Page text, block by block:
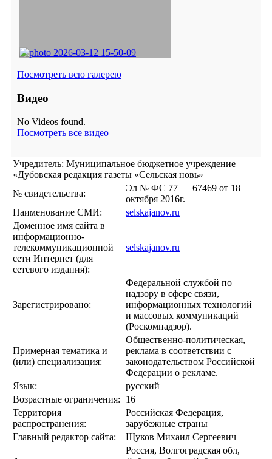
Посмотреть всю галерею
Видео
No Videos found.
Посмотреть все видео
Учредитель: Муниципальное бюджетное учреждение
«Дубовская редакция газеты «Сельская новь»
№ свидетельства:
Эл № ФС 77 — 67469 от 18
октября 2016г.
Наименование СМИ:
selskajanov.ru
Доменное имя сайта в
информационно-
телекоммуникационной
сети Интернет (для
сетевого издания):
selskajanov.ru
Зарегистрировано:
Федеральной службой по
надзору в сфере связи,
информационных технологий
и массовых коммуникаций
(Роскомнадзор).
Примерная тематика и
(или) специализация:
Общественно-политическая,
реклама в соответствии с
законодательством Российской
Федерации о рекламе.
Язык:
русский
Возрастные ограничения:
16+
Территория
распространения:
Российская Федерация,
зарубежные страны
Главный редактор сайта:
Щуков Михаил Сергеевич
Россия, Волгоградская обл,